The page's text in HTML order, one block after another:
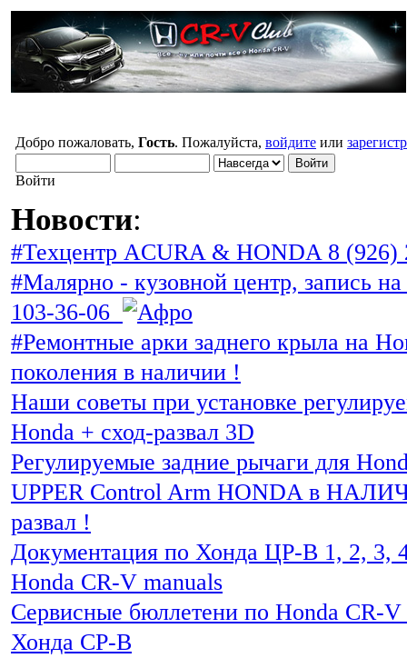
Добро пожаловать, Гость. Пожалуйста, войдите или
Войти
Новости:
#Техцентр ACURA & HONDA 8 (926)
#Малярно - кузовной центр, запись
103-36-06
#Ремонтные арки заднего крыла на
поколения в наличии !
Наши советы при установке
Honda + сход-развал 3D
Регулируемые задние рычаги для
UPPER Control Arm HONDA в
развал !
Документация по Хонда ЦР-В 1, 2, 3,
Honda CR-V manuals
Сервисные бюллетени по Honda CR-
Хонда СР-В